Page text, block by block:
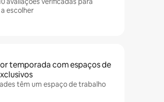
escolher
temporada com espaços de
têm um espaço de trabalho